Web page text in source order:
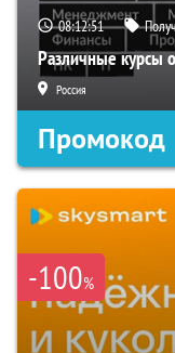
08:12:50
Различные курсы
Россия
Промокод
-100%